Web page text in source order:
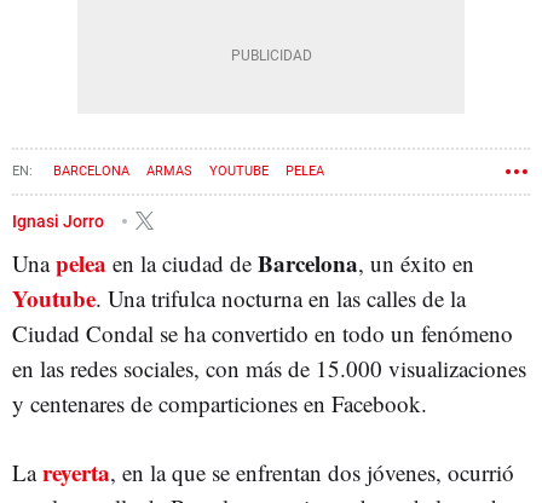
BARCELONA ARMAS YOUTUBE PELEA
Ignasi Jorro
Unapelea en la ciudad de Barcelona, un éxito en
Youtube. Una trifulca nocturna en las calles de la
Ciudad Condal se ha convertido en todo un fenómeno
en las redes sociales, con más de 15.000 visualizaciones
y centenares de comparticiones en Facebook.
Lareyerta, en la que se enfrentan dos jóvenes, ocurrió